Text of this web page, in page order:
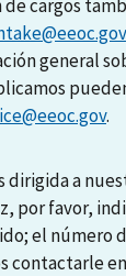
de cargos
general
.
dirigida a
por favor,
el número
contactarle